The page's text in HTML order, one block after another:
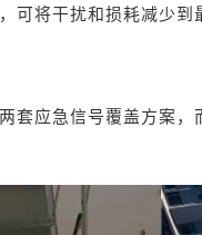
可将干扰和损耗减少到
套应急信号覆盖方案